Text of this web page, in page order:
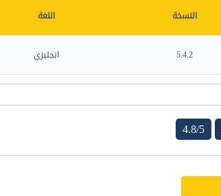
النسخة اللغة
5.4.2 انجليزي
4.8/5